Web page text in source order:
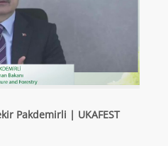
Pakdemirli | UKAFEST